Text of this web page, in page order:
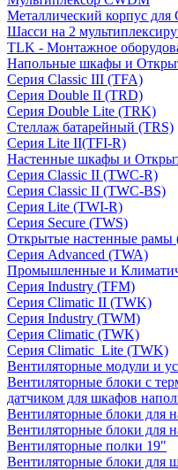
Металлический корпус для
Шасси на 2
TLK - Монтажное
Напольные шкафы и
Серия Classic III (TFA)
Серия Double II (TRD)
Серия Double Lite (TRK)
Стеллаж батарейный (TRS)
Серия Lite II(TFI-R)
Настенные шкафы и
Серия Classic II (TWC-R)
Серия Classic II (TWC-BS)
Серия Lite (TWI-R)
Серия Secure (TWS)
Открытые настенные рамы
Серия Advanced (TWA)
Промышленные и
Серия Industry (TFM)
Серия Climatic II (TWK)
Серия Industry (TWM)
Серия Climatic (TWK)
Серия Climatic_Lite (TWK)
Вентиляторные модули и
Вентиляторные блоки с
датчиком для шкафов
Вентиляторные блоки для
Вентиляторные блоки для
Вентиляторные полки 19"
Вентиляторные блоки для